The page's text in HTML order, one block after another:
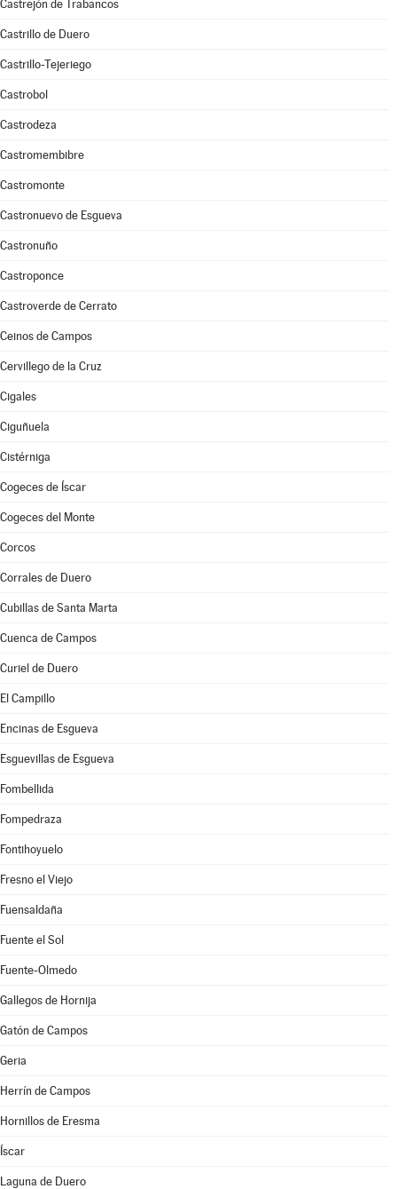
Castrejón de Trabancos
Castrillo de Duero
Castrillo-Tejeriego
Castrobol
Castrodeza
Castromembibre
Castromonte
Castronuevo de Esgueva
Castronuño
Castroponce
Castroverde de Cerrato
Ceinos de Campos
Cervillego de la Cruz
Cigales
Ciguñuela
Cistérniga
Cogeces de Íscar
Cogeces del Monte
Corcos
Corrales de Duero
Cubillas de Santa Marta
Cuenca de Campos
Curiel de Duero
El Campillo
Encinas de Esgueva
Esguevillas de Esgueva
Fombellida
Fompedraza
Fontihoyuelo
Fresno el Viejo
Fuensaldaña
Fuente el Sol
Fuente-Olmedo
Gallegos de Hornija
Gatón de Campos
Geria
Herrín de Campos
Hornillos de Eresma
Íscar
Laguna de Duero